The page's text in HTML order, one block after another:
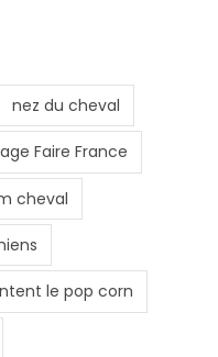
nez du cheval
Faire France
cheval
le pop corn